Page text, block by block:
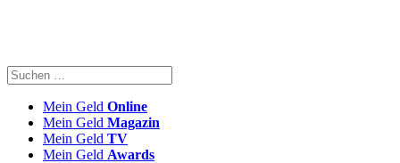
Mein Geld Online
Mein Geld Magazin
Mein Geld TV
Mein Geld Awards